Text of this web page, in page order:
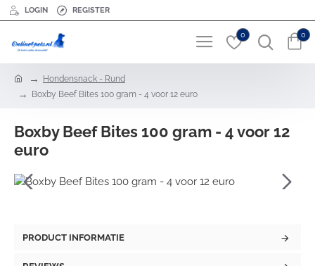
LOGIN REGISTER
0 0
Hondensnack - Rund
Boxby Beef Bites 100 gram - 4 voor 12 euro
Boxby Beef Bites 100 gram - 4 voor 12
euro
PRODUCT INFORMATIE